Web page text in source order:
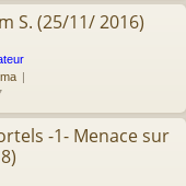
S. (25/11/ 2016)
-1- Menace sur